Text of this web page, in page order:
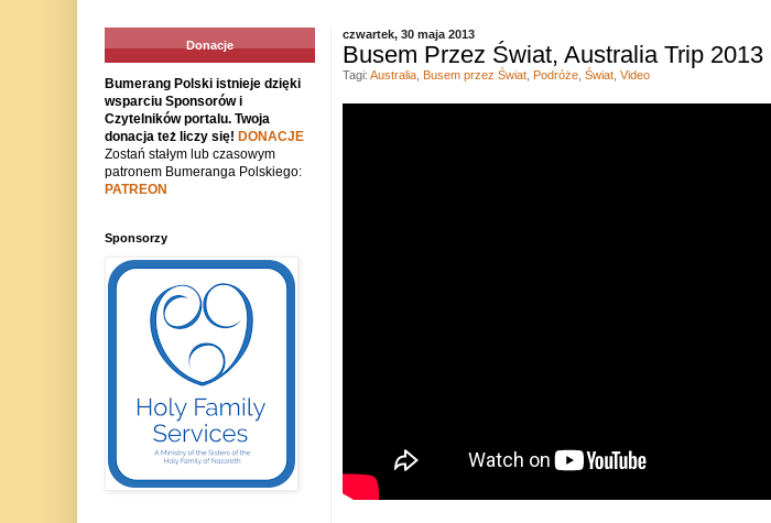
czwartek, 30 maja 2013
Busem Przez Świat, Australia Trip 2013
Tagi: Australia, Busem przez Świat, Podróże, Świat, Video
Donacje
Bumerang Polski istnieje dzięki
wsparciu Sponsorów i
Czytelników portalu. Twoja
donacja też liczy się! DONACJE
Zostań stałym lub czasowym
patronem Bumeranga Polskiego:
PATREON
Sponsorzy